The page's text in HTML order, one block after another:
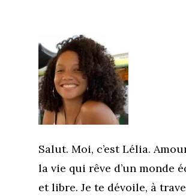
Salut. Moi, c’est Lélia.
la vie qui rêve d’un monde
et libre. Je te dévoile, à